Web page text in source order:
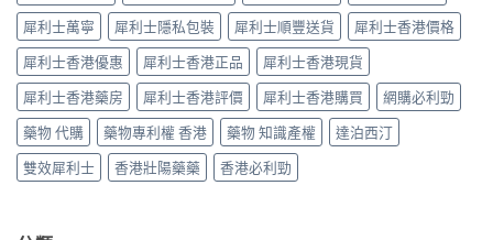
辨
指
南〉
中
選
購
指
南〉
中
製
藥
選
購
指
南〉
中
犀利士萬寧
犀利士隱私包裝 犀利士順豐送貨
犀利士香港價格
犀利士香港優惠
犀利士香港正品
犀利士香港現貨
犀利士香港藥房
犀利士香港評價 犀利士香港購買
網購必利勁
藥物 代購
藥物專利權 香港 藥物 知識產權
達泊西汀
雙效犀利士
香港壯陽藥藥 香港必利勁